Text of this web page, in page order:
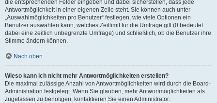
die entsprechenden Felder eingeben und dabei sicherstellen, dass jede
Antwortmöglichkeit in einer eigenen Zeile steht. Sie können auch unter
„Auswahlmöglichkeiten pro Benutzer“ festlegen, wie viele Optionen ein
Benutzer auswählen kann, welches Zeitlimit für die Umfrage gilt (0 bedeutet
dabei eine zeitlich unbegrenzte Umfrage) und schließlich, ob die Benutzer ihre
Stimme ändern können.
Nach oben
Wieso kann ich nicht mehr Antwortmöglichkeiten erstellen?
Die maximal zulässige Anzahl von Antwortmöglichkeiten wird durch die Board-
Administration festgelegt. Wenn Sie glauben, mehr Antwortmöglichkeiten als
zugelassen zu benötigen, kontaktieren Sie einen Administrator.